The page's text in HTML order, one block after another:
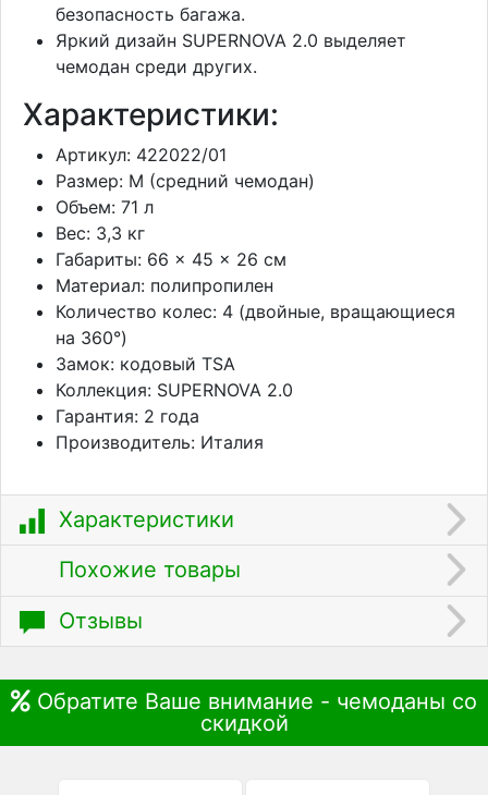
безопасность багажа.
Яркий дизайн SUPERNOVA 2.0 выделяет
чемодан среди других.
Характеристики:
Артикул: 422022/01
Размер: M (средний чемодан)
Объем: 71 л
Вес: 3,3 кг
Габариты: 66 × 45 × 26 см
Материал: полипропилен
Количество колес: 4 (двойные, вращающиеся
на 360°)
Замок: кодовый TSA
Коллекция: SUPERNOVA 2.0
Гарантия: 2 года
Производитель: Италия
Характеристики
Похожие товары
Отзывы
Обратите Ваше внимание - чемоданы со
скидкой